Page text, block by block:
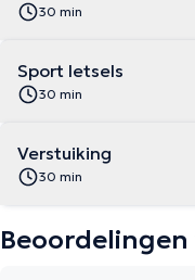
30 min
Sport letsels
30 min
Verstuiking
30 min